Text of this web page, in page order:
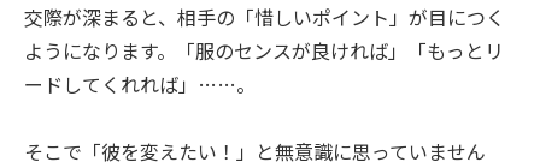
交際が深まると、相手の「惜しいポイント」が目につく
ようになります。「服のセンスが良ければ」「もっとリ
ードしてくれれば」……。
そこで「彼を変えたい！」と無意識に思っていません